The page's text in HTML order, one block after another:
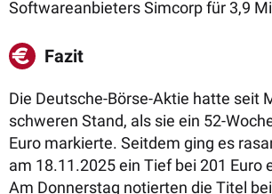
Softwareanbieters Simcorp für 3,9
Fazit
Die Deutsche-Börse-Aktie hatte seit
schweren Stand, als sie ein 52-
Euro markierte. Seitdem ging es
am 18.11.2025 ein Tief bei 201 Euro
Am Donnerstag notierten die Titel